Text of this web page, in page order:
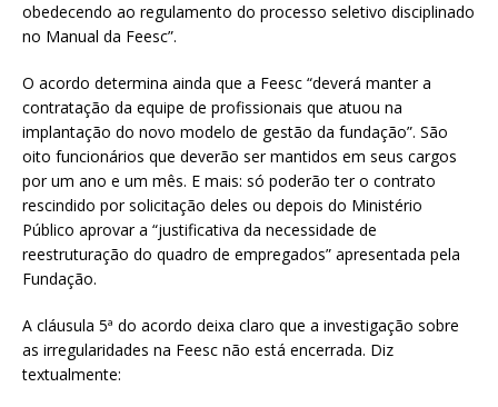
obedecendo ao regulamento do processo seletivo disciplinado
no Manual da Feesc”.
O acordo determina ainda que a Feesc “deverá manter a
contratação da equipe de profissionais que atuou na
implantação do novo modelo de gestão da fundação”. São
oito funcionários que deverão ser mantidos em seus cargos
por um ano e um mês. E mais: só poderão ter o contrato
rescindido por solicitação deles ou depois do Ministério
Público aprovar a “justificativa da necessidade de
reestruturação do quadro de empregados” apresentada pela
Fundação.
A cláusula 5ª do acordo deixa claro que a investigação sobre
as irregularidades na Feesc não está encerrada. Diz
textualmente: